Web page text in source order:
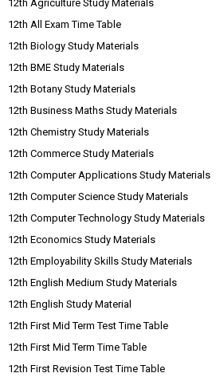
12th Agriculture Study Materials
12th All Exam Time Table
12th Biology Study Materials
12th BME Study Materials
12th Botany Study Materials
12th Business Maths Study Materials
12th Chemistry Study Materials
12th Commerce Study Materials
12th Computer Applications Study Materials
12th Computer Science Study Materials
12th Computer Technology Study Materials
12th Economics Study Materials
12th Employability Skills Study Materials
12th English Medium Study Materials
12th English Study Material
12th First Mid Term Test Time Table
12th First Mid Term Time Table
12th First Revision Test Time Table